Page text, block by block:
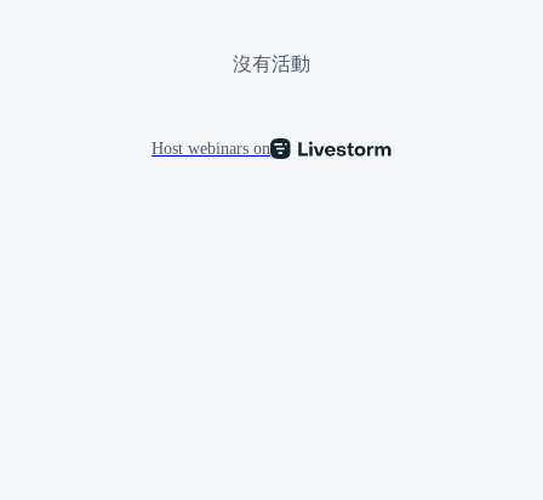
沒有活動
Host webinars on